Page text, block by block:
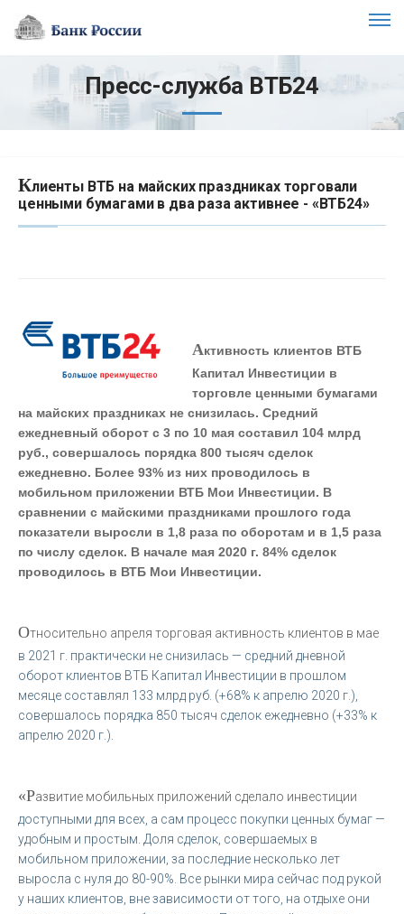
Пресс-служба ВТБ24
Клиенты ВТБ на майских праздниках торговали
ценными бумагами в два раза активнее - «ВТБ24»
Активность клиентов ВТБ
Капитал Инвестиции в
торговле ценными бумагами
на майских праздниках не снизилась. Средний
ежедневный оборот с 3 по 10 мая составил 104 млрд
руб., совершалось порядка 800 тысяч сделок
ежедневно. Более 93% из них проводилось в
мобильном приложении ВТБ Мои Инвестиции. В
сравнении с майскими праздниками прошлого года
показатели выросли в 1,8 раза по оборотам и в 1,5 раза
по числу сделок. В начале мая 2020 г. 84% сделок
проводилось в ВТБ Мои Инвестиции.
Относительно апреля торговая активность клиентов в мае
в 2021 г. практически не снизилась — средний дневной
оборот клиентов ВТБ Капитал Инвестиции в прошлом
месяце составлял 133 млрд руб. (+68% к апрелю 2020 г.),
совершалось порядка 850 тысяч сделок ежедневно (+33% к
апрелю 2020 г.).
«Развитие мобильных приложений сделало инвестиции
доступными для всех, а сам процесс покупки ценных бумаг —
удобным и простым. Доля сделок, совершаемых в
мобильном приложении, за последние несколько лет
выросла с нуля до 80-90%. Все рынки мира сейчас под рукой
у наших клиентов, вне зависимости от того, на отдыхе они